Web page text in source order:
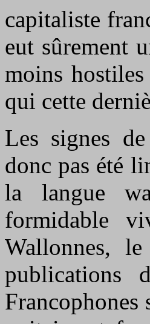
capitaliste
eut sûrement
moins
qui cette
Les signes
donc pas été
la langue
formidable
Wallonnes,
publications
Francophones